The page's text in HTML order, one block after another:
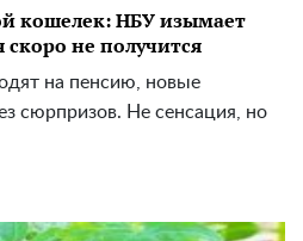
кошелек: НБУ изымает
не получится
на пенсию, новые
сюрпризов. Не сенсация, но